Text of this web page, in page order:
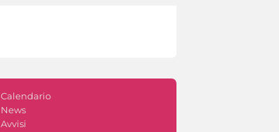
Calendario
News
Avvisi